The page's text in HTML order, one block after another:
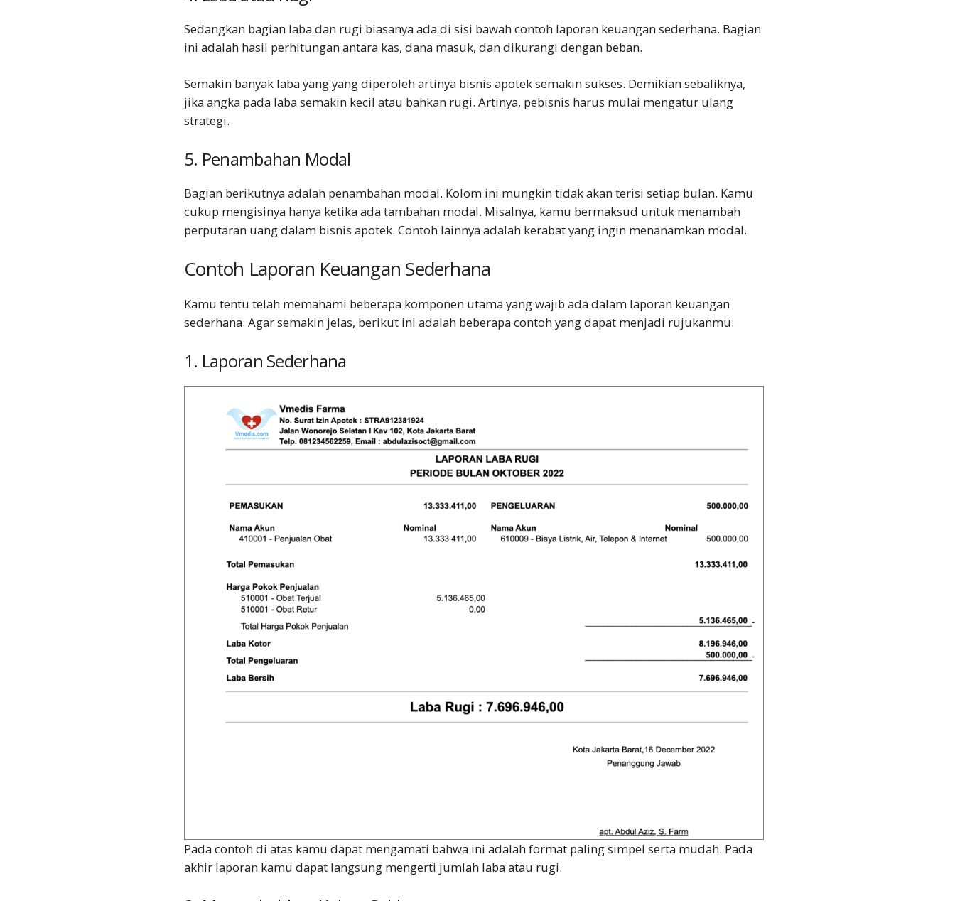
Sedangkan bagian laba dan rugi biasanya ada di sisi bawahcontoh laporan keuangan sederhana. Bagian
ini adalah hasil perhitungan antara kas, dana masuk, dan dikurangi dengan beban.
Semakin banyak laba yang yang diperoleh artinya bisnis apotek semakin sukses. Demikian sebaliknya,
jika angka pada laba semakin kecil atau bahkan rugi. Artinya, pebisnis harus mulai mengatur ulang
strategi.
5. Penambahan Modal
Bagian berikutnya adalah penambahan modal. Kolom ini mungkin tidak akan terisi setiap bulan. Kamu
cukup mengisinya hanya ketika ada tambahan modal. Misalnya, kamu bermaksud untuk menambah
perputaran uang dalam bisnis apotek. Contoh lainnya adalah kerabat yang ingin menanamkan modal.
Contoh Laporan Keuangan Sederhana
Kamu tentu telah memahami beberapa komponen utama yang wajib ada dalam laporan keuangan
sederhana. Agar semakin jelas, berikut ini adalah beberapa contoh yang dapat menjadi rujukanmu:
1. Laporan Sederhana
Pada contoh di atas kamu dapat mengamati bahwa ini adalah format paling simpel serta mudah. Pada
akhir laporan kamu dapat langsung mengerti jumlah laba atau rugi.